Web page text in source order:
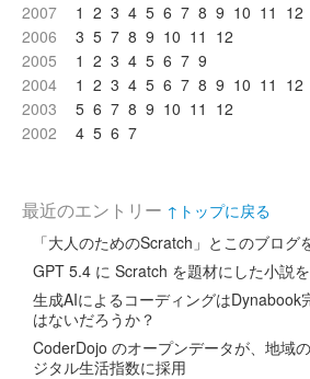
2007
1 2 3 4 5 6 7 8 9 10 11 12
2006
3 5 7 8 9 10 11 12
2005
1 2 3 4 5 6 7 9
2004
1 2 3 4 5 6 7 8 9 10 11 12
2003
5 6 7 8 9 10 11 12
2002
4 5 6 7
最近のエントリー ↑トップに戻る
「大人のためのScratch」とこのブログ
GPT 5.4 に Scratch を題材にした小説
生成AIによるコーディングはDynabook
はないだろうか？
CoderDojo のオープンデータが、地域
ジタル生活指数に採用